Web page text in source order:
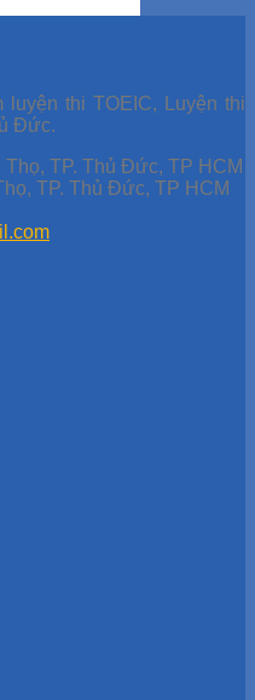
luyện thi TOEIC, Luyện thi
Đức.
TP. Thủ Đức, TP HCM
TP. Thủ Đức, TP HCM